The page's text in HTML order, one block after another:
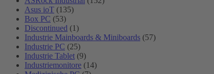
Asus ioT (135)
Box PC (53)
Discontinued (1)
Industrie Mainboards & Miniboards (57)
Industrie PC (25)
Industrie Tablet (9)
Industriemonitore (14)